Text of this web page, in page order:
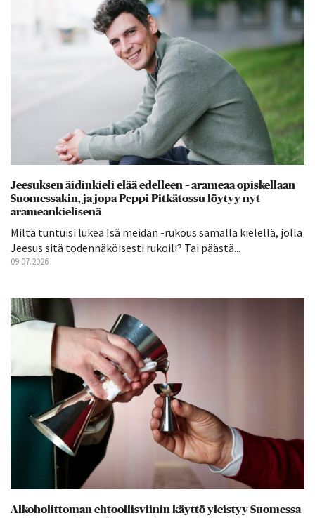
Jeesuksen äidinkieli elää edelleen – arameaa opiskellaan
Suomessakin, ja jopa Peppi Pitkätossu löytyy nyt
arameankielisenä
Miltä tuntuisi lukea Isä meidän -rukous samalla kielellä, jolla
Jeesus sitä todennäköisesti rukoili? Tai päästä...
09.07.2026
Alkoholittoman ehtoollisviinin käyttö yleistyy Suomessa